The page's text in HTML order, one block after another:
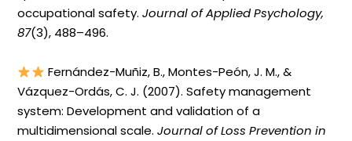
occupational safety.Journal of Applied Psychology,
87(3), 488–496.
Fernández-Muñiz, B., Montes-Peón, J. M., &
Vázquez-Ordás, C. J. (2007). Safety management
system: Development and validation of a
multidimensional scale.Journal of Loss Prevention in